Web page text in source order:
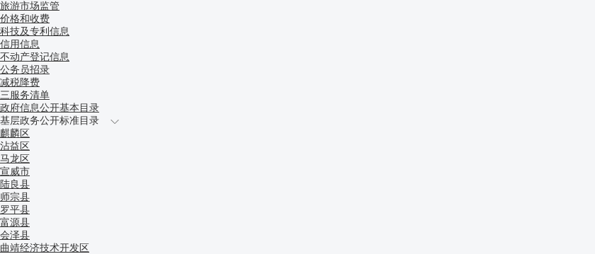
旅游市场监管
价格和收费
科技及专利信息
信用信息
不动产登记信息
公务员招录
减税降费
三服务清单
政府信息公开基本目录
基层政务公开标准目录
麒麟区
沾益区
马龙区
宣威市
陆良县
师宗县
罗平县
富源县
会泽县
曲靖经济技术开发区